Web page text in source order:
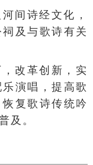
间诗经文化，
及与歌诗有关
改革创新，实
演唱，提高歌
复歌诗传统吟
及。